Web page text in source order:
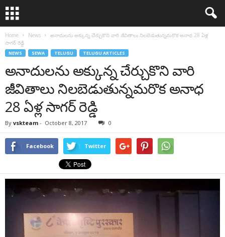
Home News
అనాదులను అక్కున్న చేర్చుకొని వారి జీవితాలు నిలబెడుతున్నమరొక అనాధ 28 ఏళ్ల
సాగర్ రెడ్డి
NEWS SEWA TELUGU TELUGU ARTICLES
అనాదులను అక్కున్న చేర్చుకొని వారి
జీవితాలు నిలబెడుతున్నమరొక అనాధ
28 ఏళ్ల సాగర్ రెడ్డి
By vskteam - October 8, 2017 0
Facebook Twitter